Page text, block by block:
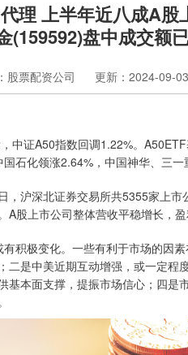
理 上半年近八成A
(159592)盘中成交额
股票配资公司 更新：2024-09-
证A50指数回调1.22%。
石化领涨2.64%，中国神华、三一
沪深北证券交易所共5355家上市
A股上市公司整体营收平稳增长，盈
极变化。一些有利于市场的因
二是中美近期互动增强，或一定
基本面支撑，提振市场信心；四